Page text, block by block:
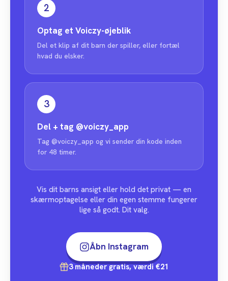
2
Optag et Voiczy-øjeblik
Del et klip af dit barn der spiller, eller fortæl
hvad du elsker.
3
Del + tag @voiczy_app
Tag @voiczy_app og vi sender din kode inden
for 48 timer.
Vis dit barns ansigt eller hold det privat — en
skærmoptagelse eller din egen stemme fungerer
lige så godt. Dit valg.
Åbn Instagram
3 måneder gratis, værdi €21